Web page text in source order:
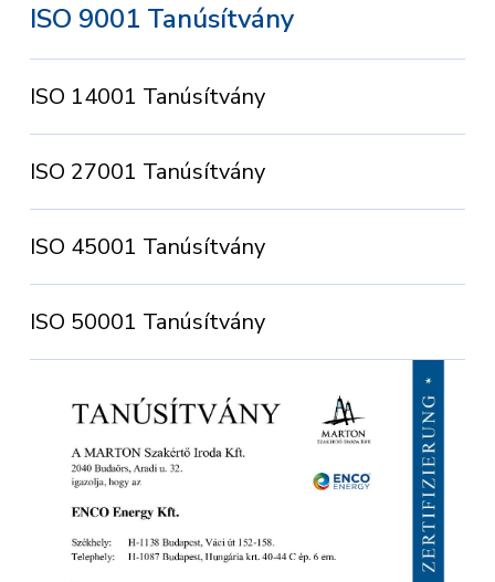
ISO 9001 Tanúsítvány
ISO 14001 Tanúsítvány
ISO 27001 Tanúsítvány
ISO 45001 Tanúsítvány
ISO 50001 Tanúsítvány